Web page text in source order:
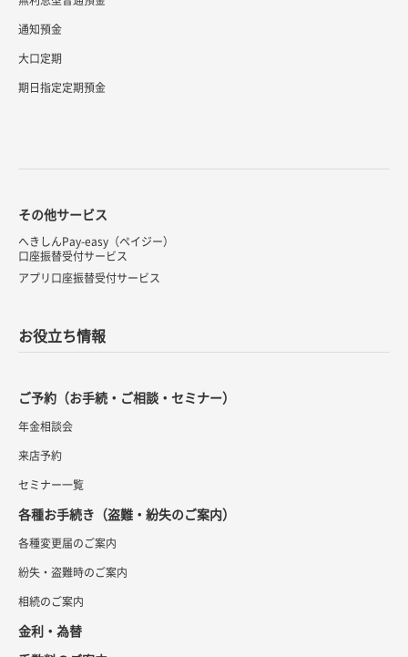
通知預金
大口定期
期日指定定期預金
その他サービス
へきしんPay-easy（ペイジー）
口座振替受付サービス
アプリ口座振替受付サービス
お役立ち情報
ご予約（お手続・ご相談・セミナー）
年金相談会
来店予約
セミナー一覧
各種お手続き（盗難・紛失のご案内）
各種変更届のご案内
紛失・盗難時のご案内
相続のご案内
金利・為替